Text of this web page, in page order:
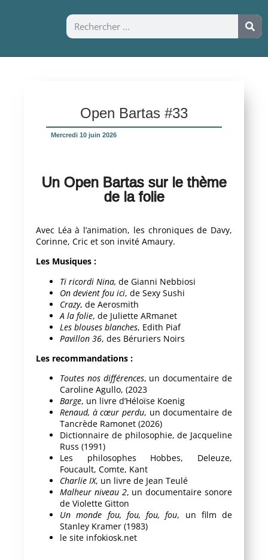
Open Bartas #33
Mercredi 10 juin 2026
Un Open Bartas sur le thème
de la folie
Avec Léa à l’animation, les chroniques de Davy,
Corinne, Cric et son invité Amaury.
Les Musiques :
Ti ricordi Nina, de Gianni Nebbiosi
On devient fou ici, de Sexy Sushi
Crazy, de Aerosmith
A la folie, de Juliette ARmanet
Les blouses blanches, Edith Piaf
Pavillon 36, des Béruriers Noirs
Les recommandations :
Toutes nos différences, un documentaire de
Caroline Agullo, (2023
Barge, un livre d’Héloïse Koenig
Renaud, à cœur perdu, un documentaire de
Tancrède Ramonet (2026)
Dictionnaire de philosophie, de Jacqueline
Russ (1991)
Les philosophes Hobbes, Deleuze,
Foucault, Comte, Kant
Charlie IX, un livre de Jean Teulé
Malheur niveau 2, un documentaire sonore
de Violette Gitton
Un monde fou, fou, fou, fou, un film de
Stanley Kramer (1983)
le site infokiosk.net